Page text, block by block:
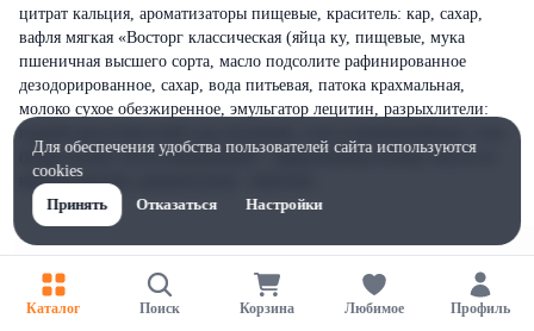
цитрат кальция, ароматизаторы пищевые, краситель: кар, сахар,
вафля мягкая «Восторг классическая (яйца ку, пищевые, мука
пшеничная высшего сорта, масло подсолите рафинированное
дезодорированное, сахар, вода питьевая, патока крахмальная,
молоко сухое обезжиренное, эмульгатор лецитин, разрыхлители:
(йодат калия, антислеживающий – ферроцианид калия), масло из
коровье молока, ароматизатор - ванилин.
Каталог Поиск Корзина Любимое Профиль
Для обеспечения удобства пользователей сайта используются
cookies
Принять
Отказаться Настройки